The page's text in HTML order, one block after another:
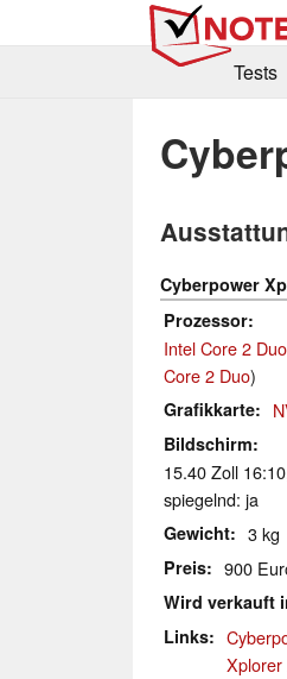
Tests
Cyberpower
Prozessor
Intel Core 2
Core 2 Duo)
Grafikkarte
Bildschirm
15.40 Zoll
spiegelnd: ja
Gewicht 3 kg
Preis 900
Wird verkauft
Links